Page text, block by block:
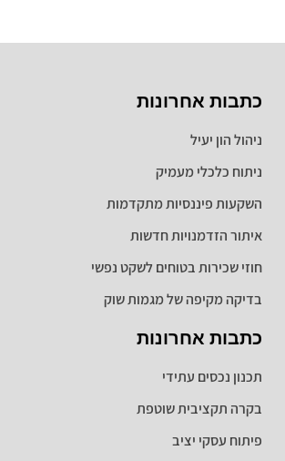
כתבות אחרונות
תכנון נכסים עתידי
בקרה תקציבית שוטפת
פיתוח עסקי יציב
כתבות אחרונות
ניהול הון יעיל
ניתוח כלכלי מעמיק
השקעות פיננסיות מתקדמות
איתור הזדמנויות חדשות
חוזי שכירות בטוחים לשקט נפשי
בדיקה מקיפה של מגמות שוק